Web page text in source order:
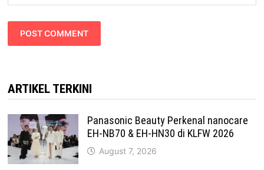
ARTIKEL TERKINI
Panasonic Beauty Perkenal nanocare
EH-NB70 & EH-HN30 di KLFW 2026
August 7, 2026